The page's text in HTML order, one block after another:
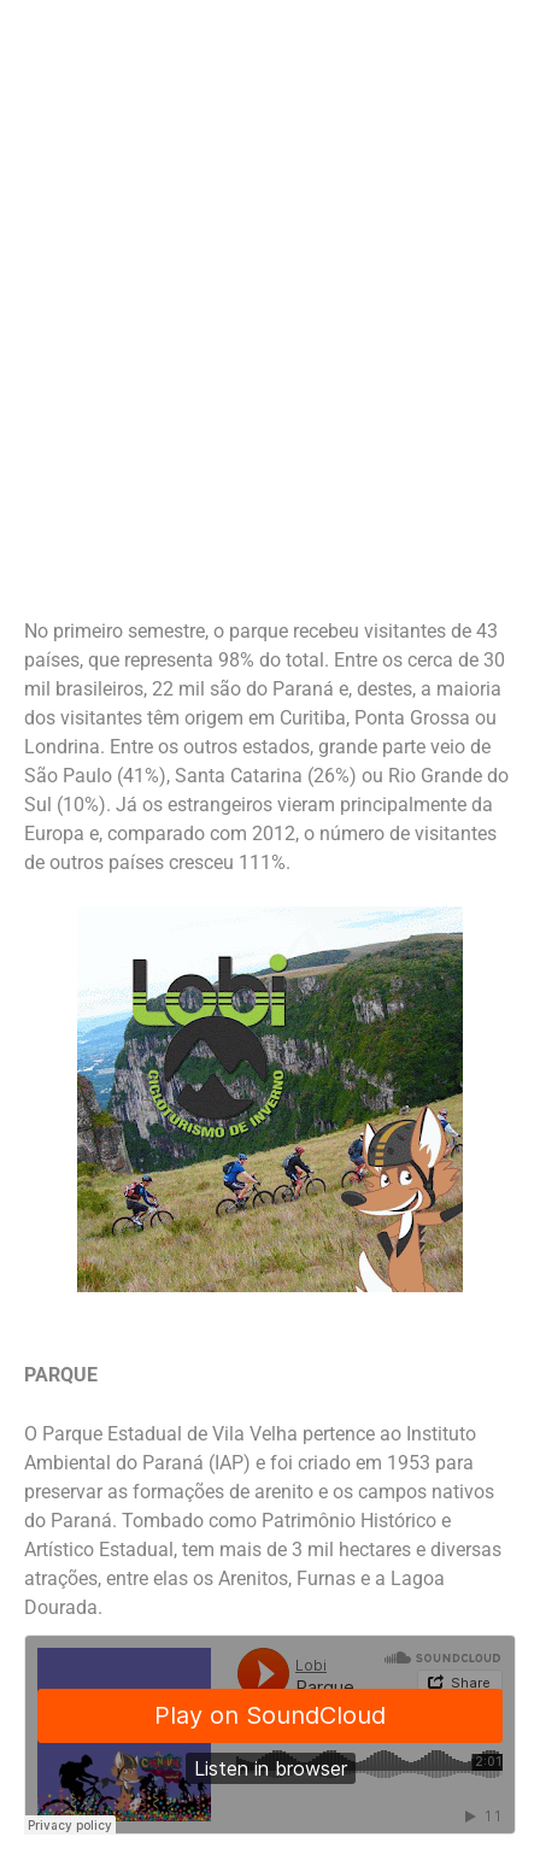
No primeiro semestre, o parque recebeu visitantes de 43
países, que representa 98% do total. Entre os cerca de 30
mil brasileiros, 22 mil são do Paraná e, destes, a maioria
dos visitantes têm origem em Curitiba, Ponta Grossa ou
Londrina. Entre os outros estados, grande parte veio de
São Paulo (41%), Santa Catarina (26%) ou Rio Grande do
Sul (10%). Já os estrangeiros vieram principalmente da
Europa e, comparado com 2012, o número de visitantes
de outros países cresceu 111%.
PARQUE
O Parque Estadual de Vila Velha pertence ao Instituto
Ambiental do Paraná (IAP) e foi criado em 1953 para
preservar as formações de arenito e os campos nativos
do Paraná. Tombado como Patrimônio Histórico e
Artístico Estadual, tem mais de 3 mil hectares e diversas
atrações, entre elas os Arenitos, Furnas e a Lagoa
Dourada.